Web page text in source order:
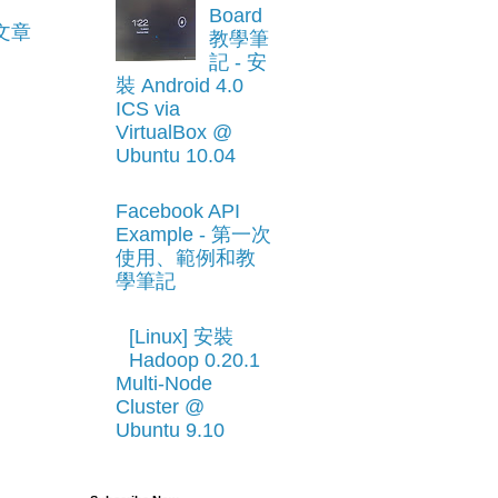
章
Board
教學筆
記 - 安
裝 Android 4.0
ICS via
VirtualBox @
Ubuntu 10.04
Facebook API
Example - 第一次
使用、範例和教
學筆記
[Linux] 安裝
Hadoop 0.20.1
Multi-Node
Cluster @
Ubuntu 9.10